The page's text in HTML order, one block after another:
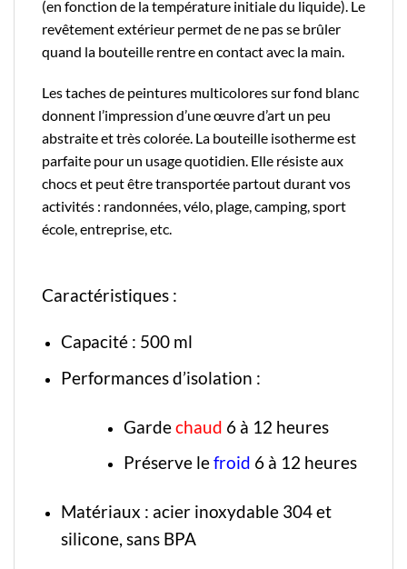
(en fonction de la température initiale du liquide). Le
revêtement extérieur permet de ne pas se brûler
quand la bouteille rentre en contact avec la main.
Les taches de peintures multicolores sur fond blanc
donnent l’impression d’une œuvre d’art un peu
abstraite et très colorée. La bouteille isotherme est
parfaite pour un usage quotidien. Elle résiste aux
chocs et peut être transportée partout durant vos
activités : randonnées, vélo, plage, camping, sport
école, entreprise, etc.
Caractéristiques :
Capacité : 500 ml
Performances d’isolation :
Gardechaud 6 à 12 heures
Préserve lefroid 6 à 12 heures
Matériaux : acier inoxydable 304 et
silicone, sans BPA